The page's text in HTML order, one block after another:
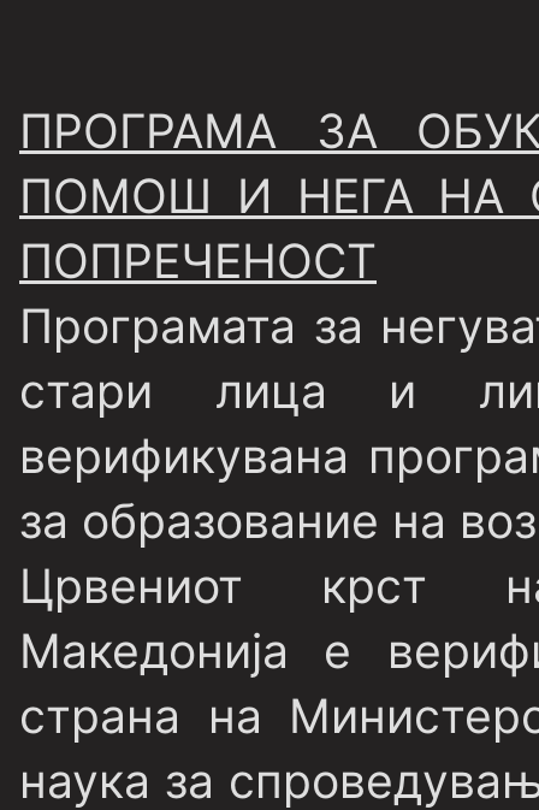
ПРОГРАМА ЗА
ПОМОШ И НЕГА НА
ПОПРЕЧЕНОСТ
Програмата за
стари лица и
верификувана
за образование на
Црвениот крст
Македонија е
страна на
наука за